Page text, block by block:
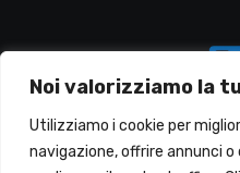
Noi valorizziamo la
Utilizziamo i cookie per
navigazione, offrire annunci